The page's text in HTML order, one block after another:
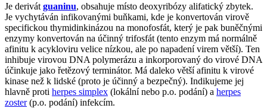
Je derivát guaninu, obsahuje místo deoxyribózy alifatický zbytek.
Je vychytáván infikovanými buňkami, kde je konvertován virově
specifickou thymidinkinázou na monofosfát, který je pak buněčnými
enzymy konvertován na účinný trifosfát (tento enzym má normálně
afinitu k acykloviru velice nízkou, ale po napadení virem větší). Ten
inhibuje virovou DNA polymerázu a inkorporovaný do virové DNA
účinkuje jako řetězový terminátor. Má daleko větší afinitu k virové
kinase než k lidské (proto je účinný a bezpečný). Indikujeme jej
hlavně proti herpes simplex (lokální nebo p.o. podání) a herpes
zoster(p.o. podání) infekcím.